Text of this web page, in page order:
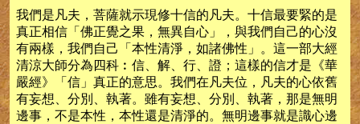
我們是凡夫，菩薩就示現修十信的凡夫。十信最要緊的是
真正相信「佛正覺之果，無異自心」，與我們自己的心沒
有兩樣，我們自己「本性清淨，如諸佛性」。這一部大經
清涼大師分為四科︰信、解、行、證；這樣的信才是《華
嚴經》「信」真正的意思。我們在凡夫位，凡夫的心依舊
有妄想、分別、執著。雖有妄想、分別、執著，那是無明
邊事，不是本性，本性還是清淨的。無明邊事就是識心邊